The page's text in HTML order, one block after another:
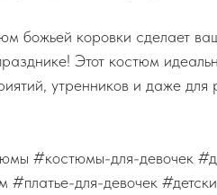
божьей коровки сделает
Этот костюм
утренников и даже для
#костюмы-для-девочек
#платье-для-девочек